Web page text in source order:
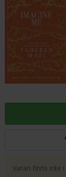
Varan finns inte